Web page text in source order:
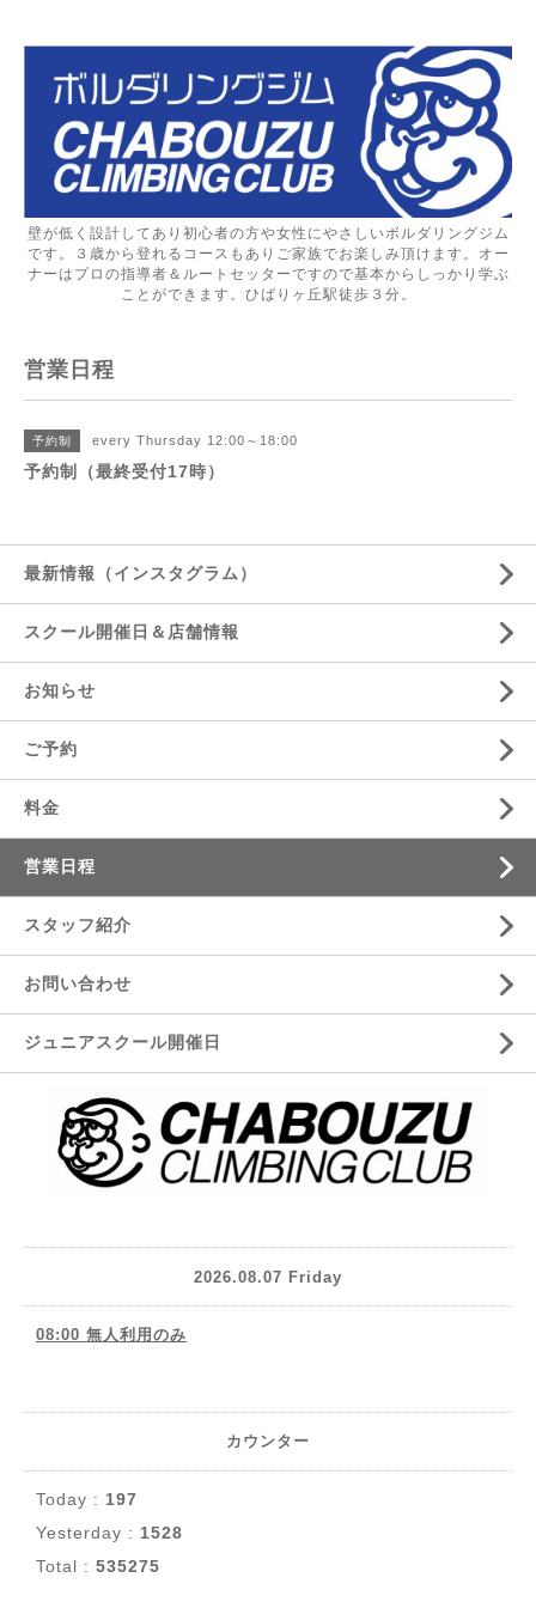
壁が低く設計してあり初心者の方や女性にやさしいボルダリングジム
です。３歳から登れるコースもありご家族でお楽しみ頂けます。オー
ナーはプロの指導者＆ルートセッターですので基本からしっかり学ぶ
ことができます。ひばりヶ丘駅徒歩３分。
営業日程
予約制 every Thursday 12:00～18:00
予約制（最終受付17時）
最新情報（インスタグラム）
スクール開催日＆店舗情報
お知らせ
ご予約
料金
営業日程
スタッフ紹介
お問い合わせ
ジュニアスクール開催日
2026.08.07 Friday
08:00 無人利用のみ
カウンター
Today : 197
Yesterday : 1528
Total : 535275